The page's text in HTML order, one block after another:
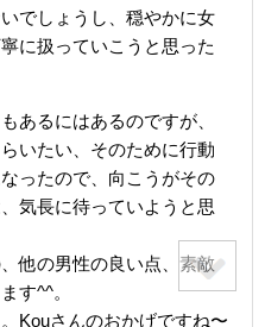
でしょうし、穏やかに女
に扱っていこうと思った
あるにはあるのですが、
いたい、そのために行動
ったので、向こうがその
気長に待っていようと思
他の男性の良い点、素敵
す^^。
Kouさんのおかげですね〜